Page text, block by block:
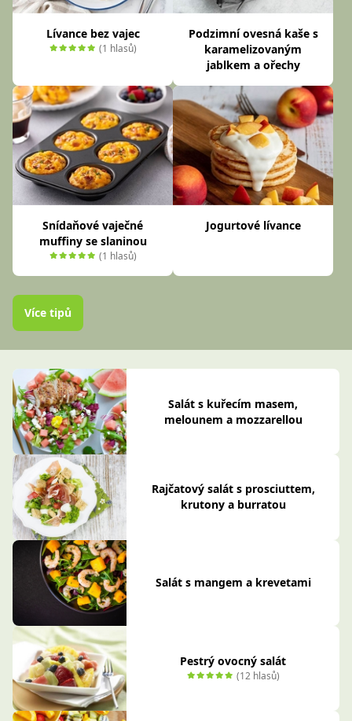
Lívance bez vajec
(1 hlasů)
Podzimní ovesná kaše s
karamelizovaným
jablkem a ořechy
Snídaňové vaječné
muffiny se slaninou
(1 hlasů)
Jogurtové lívance
Více tipů
Salát s kuřecím masem,
melounem a mozzarellou
Rajčatový salát s prosciuttem,
krutony a burratou
Salát s mangem a krevetami
Pestrý ovocný salát
(12 hlasů)